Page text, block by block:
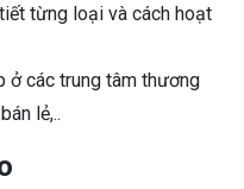
từng loại và cách hoạt
ở các trung tâm thương
lẻ,..